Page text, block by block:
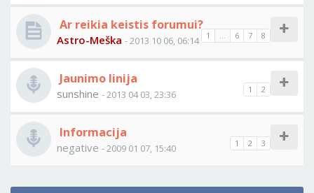
Ar reikia keistis forumui?
1 ... 6 7 8
Astro-Meška - 2013 10 06, 06:14
Jaunimo linija
1 2
sunshine - 2013 04 03, 23:36
Informacija
1 2 3
negative - 2009 01 07, 15:40